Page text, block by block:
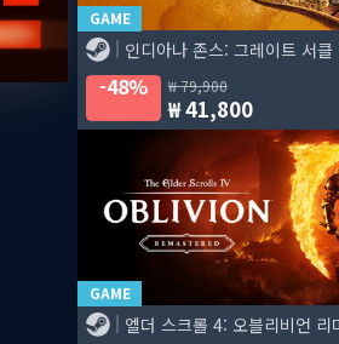
GAME
인디아나 존스: 그레이트 서클
48% 79,900
41,800
GAME
엘더 스크롤 4: 오블리비언 리